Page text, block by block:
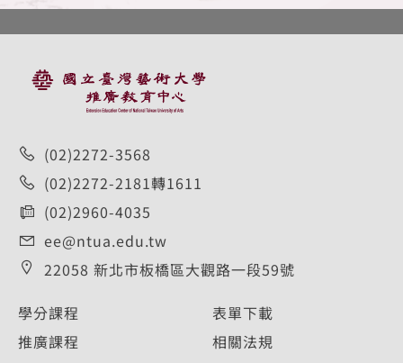
(02)2272-3568
(02)2272-2181轉1611
(02)2960-4035
ee@ntua.edu.tw
22058 新北市板橋區大觀路一段59號
學分課程
推廣課程
表單下載
相關法規